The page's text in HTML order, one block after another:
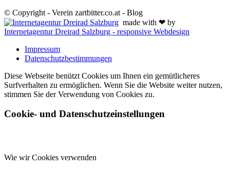
© Copyright - Verein zartbitter.co.at - Blog
made with ❤ by
Internetagentur Dreirad Salzburg - responsive Webdesign
Impressum
Datenschutzbestimmungen
Diese Webseite benützt Cookies um Ihnen ein gemütlicheres
Surfverhalten zu ermöglichen. Wenn Sie die Website weiter nutzen,
stimmen Sie der Verwendung von Cookies zu.
Cookie- und Datenschutzeinstellungen
Wie wir Cookies verwenden